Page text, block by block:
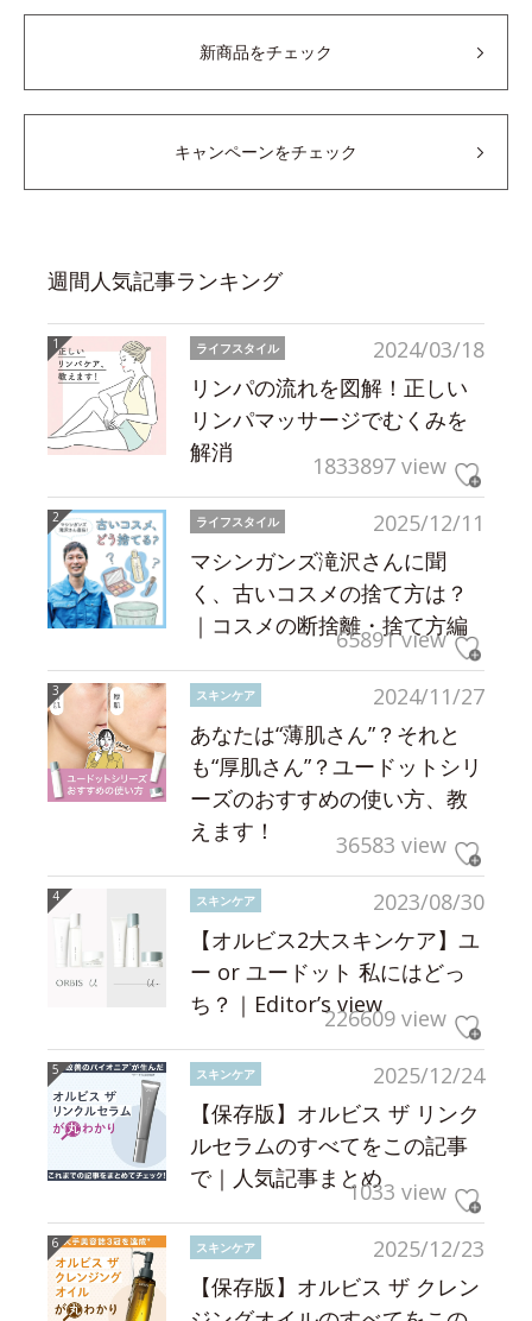
新商品をチェック
キャンペーンをチェック
週間人気記事ランキング
2024/03/18
ライフスタイル
リンパの流れを図解！正しい
リンパマッサージでむくみを
解消
1833897 view
2025/12/11
ライフスタイル
マシンガンズ滝沢さんに聞
く、古いコスメの捨て方は？
｜コスメの断捨離・捨て方編
65891 view
2024/11/27
スキンケア
あなたは“薄肌さん”？それと
も“厚肌さん”？ユードットシリ
ーズのおすすめの使い方、教
えます！
36583 view
2023/08/30
スキンケア
【オルビス2大スキンケア】ユ
ー or ユードット 私にはどっ
ち？｜Editor’s view226609 view
2025/12/24
スキンケア
【保存版】オルビス ザ リンク
ルセラムのすべてをこの記事
で｜人気記事まとめ1033 view
2025/12/23
スキンケア
【保存版】オルビス ザ クレン